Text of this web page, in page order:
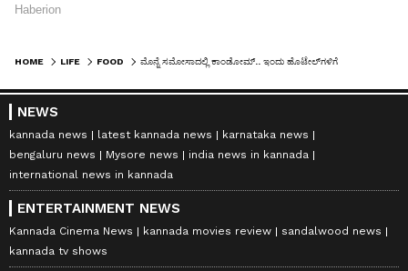
HOME LIFE FOOD
NEWS
kannada news latest kannada news
karnataka news
bengaluru news
Mysore news
india news in kannada
international news in kannada
ENTERTAINMENT NEWS
Kannada Cinema News kannada movies review
sandalwood news
kannada tv shows